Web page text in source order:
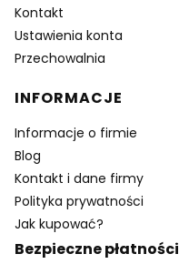
Kontakt
Ustawienia konta
Przechowalnia
INFORMACJE
Informacje o firmie
Blog
Kontakt i dane firmy
Polityka prywatności
Jak kupować?
Bezpieczne płatności